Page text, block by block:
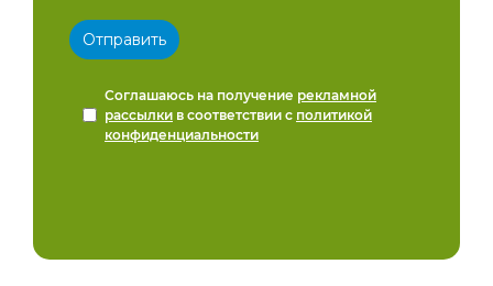
Соглашаюсь на получение рекламной
рассылки в соответствии с политикой
конфиденциальности